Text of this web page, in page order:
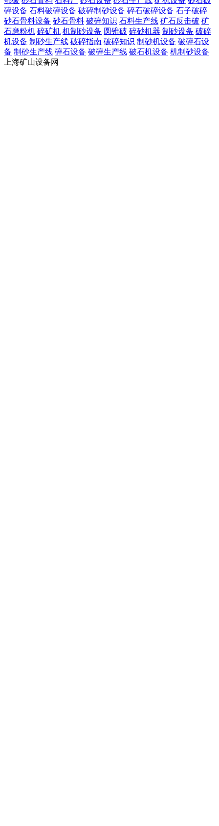
碎设备 石料破碎设备 破碎制砂设备 碎石破碎设备 石子破碎
砂石骨料设备 砂石骨料 破碎知识 石料生产线 矿石反击破 矿
石磨粉机 碎矿机 机制砂设备 圆锥破 碎砂机器 制砂设备 破碎
机设备 制砂生产线 破碎指南 破碎知识 制砂机设备 破碎石设
备 制砂生产线 碎石设备 破碎生产线 破石机设备 机制砂设备
上海矿山设备网